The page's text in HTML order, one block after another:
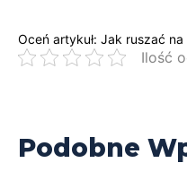
Oceń artykuł: Jak ruszać na
Ilość
Podobne